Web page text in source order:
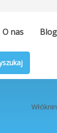
O nas Blog